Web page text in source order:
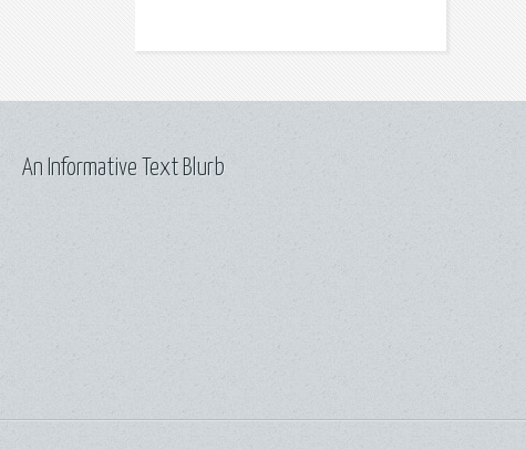
An Informative Text Blurb